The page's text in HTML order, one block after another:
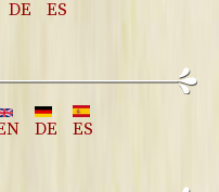
DE ES
DE ES